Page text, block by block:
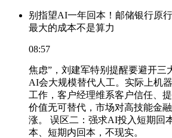
别指望AI一年回本！邮储银行原
最大的成本不是算力
08:57
焦虑”，刘建军特别提醒要避开三
AI会大规模替代人工。实际上机
工作，客户经理维系客户信任、
价值无可替代，市场对高技能金
涨。 误区二：强求AI投入短期回
本、短期内回本，不现实。